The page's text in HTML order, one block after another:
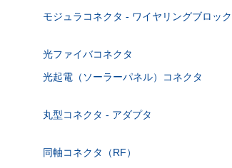
モジュラコネクタ - ワイヤリングブロック
光ファイバコネクタ
光起電（ソーラーパネル）コネクタ
丸型コネクタ - アダプタ
同軸コネクタ（RF）